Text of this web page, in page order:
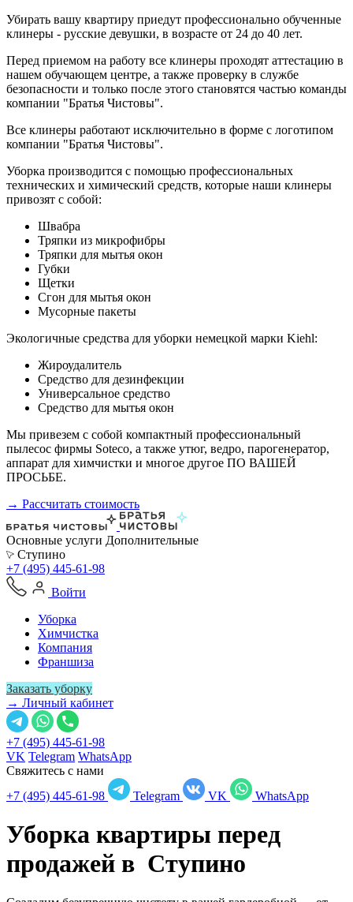
Убирать вашу квартиру приедут профессионально обученные
клинеры - русские девушки, в возрасте от 24 до 40 лет.
Перед приемом на работу все клинеры проходят аттестацию в
нашем обучающем центре, а также проверку в службе
безопасности и только после этого становятся частью команды
компании "Братья Чистовы".
Все клинеры работают исключительно в форме с логотипом
компании "Братья Чистовы".
Уборка производится с помощью профессиональных
технических и химический средств, которые наши клинеры
привозят с собой:
Швабра
Тряпки из микрофибры
Тряпки для мытья окон
Губки
Щетки
Сгон для мытья окон
Мусорные пакеты
Экологичные средства для уборки немецкой марки Kiehl:
Жироудалитель
Средство для дезинфекции
Универсальное средство
Средство для мытья окон
Мы привезем с собой компактный профессиональный
пылесос фирмы Soteco, а также утюг, ведро, парогенератор,
аппарат для химчистки и многое другое ПО ВАШЕЙ
ПРОСЬБЕ.
→ Рассчитать стоимость
Основные услуги Дополнительные
Ступино
+7 (495) 445-61-98
Войти
Уборка
Химчистка
Компания
Франшиза
Заказать уборку
→ Личный кабинет
+7 (495) 445-61-98
VK Telegram WhatsApp
Свяжитесь с нами
+7 (495) 445-61-98
Telegram VK WhatsApp
Уборка квартиры перед
продажей в Ступино